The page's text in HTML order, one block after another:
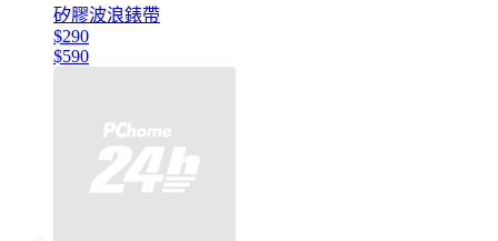
矽膠波浪錶帶
$290
$590